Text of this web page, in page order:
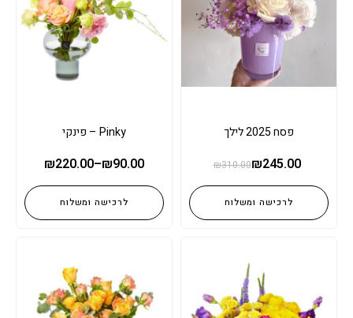
פסח 2025 לילך
₪310.00₪245.00
לרכישה ומשלוח
Pinky – פינקי
₪90.00
–
₪220.00
לרכישה ומשלוח